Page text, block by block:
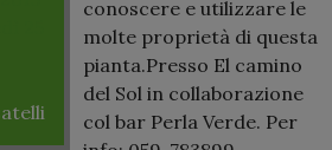
conoscere e utilizzare le
molte proprietà di questa
pianta.Presso El camino
del Sol in collaborazione
col bar Perla Verde. Per